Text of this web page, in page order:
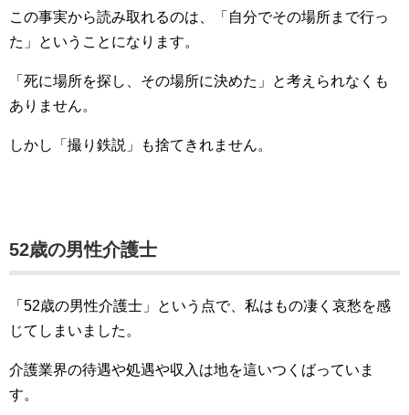
この事実から読み取れるのは、「自分でその場所まで行っ
た」ということになります。
「死に場所を探し、その場所に決めた」と考えられなくも
ありません。
しかし「撮り鉄説」も捨てきれません。
52歳の男性介護士
「52歳の男性介護士」という点で、私はもの凄く哀愁を感
じてしまいました。
介護業界の待遇や処遇や収入は地を這いつくばっていま
す。